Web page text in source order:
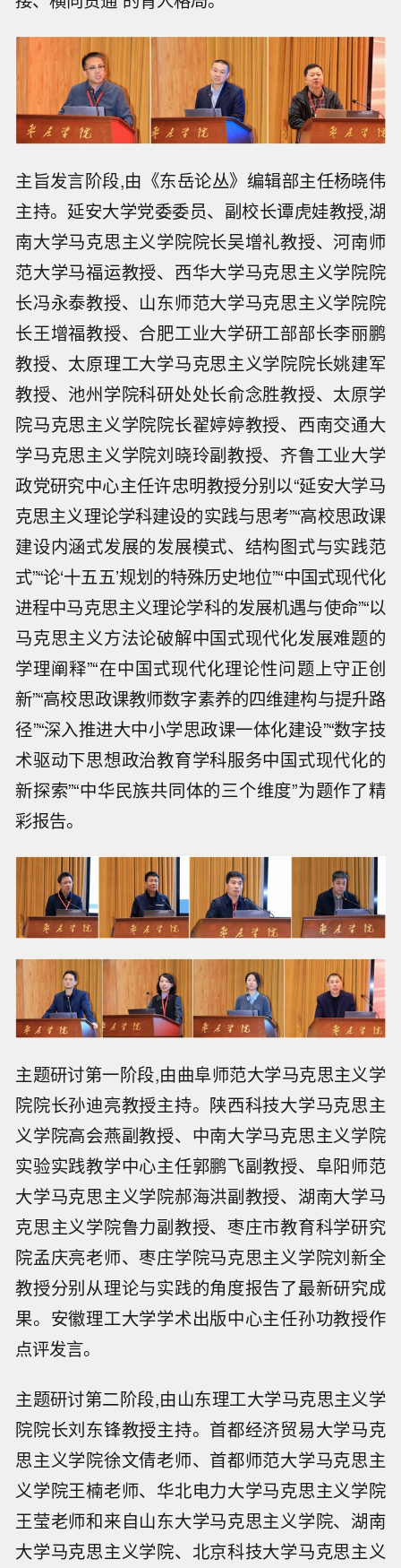
主旨发言阶段,由《东岳论丛》编辑部主任杨晓伟
主持。延安大学党委委员、副校长谭虎娃教授,湖
南大学马克思主义学院院长吴增礼教授、河南师
范大学马福运教授、西华大学马克思主义学院院
长冯永泰教授、山东师范大学马克思主义学院院
长王增福教授、合肥工业大学研工部部长李丽鹏
教授、太原理工大学马克思主义学院院长姚建军
教授、池州学院科研处处长俞念胜教授、太原学
院马克思主义学院院长翟婷婷教授、西南交通大
学马克思主义学院刘晓玲副教授、齐鲁工业大学
政党研究中心主任许忠明教授分别以“延安大学马
克思主义理论学科建设的实践与思考”“高校思政课
建设内涵式发展的发展模式、结构图式与实践范
式”“论‘十五五’规划的特殊历史地位”“中国式现代化
进程中马克思主义理论学科的发展机遇与使命”“以
马克思主义方法论破解中国式现代化发展难题的
学理阐释”“在中国式现代化理论性问题上守正创
新”“高校思政课教师数字素养的四维建构与提升路
径”“深入推进大中小学思政课一体化建设”“数字技
术驱动下思想政治教育学科服务中国式现代化的
新探索”“中华民族共同体的三个维度”为题作了精
彩报告。
主题研讨第一阶段,由曲阜师范大学马克思主义学
院院长孙迪亮教授主持。陕西科技大学马克思主
义学院高会燕副教授、中南大学马克思主义学院
实验实践教学中心主任郭鹏飞副教授、阜阳师范
大学马克思主义学院郝海洪副教授、湖南大学马
克思主义学院鲁力副教授、枣庄市教育科学研究
院孟庆亮老师、枣庄学院马克思主义学院刘新全
教授分别从理论与实践的角度报告了最新研究成
果。安徽理工大学学术出版中心主任孙功教授作
点评发言。
主题研讨第二阶段,由山东理工大学马克思主义学
院院长刘东锋教授主持。首都经济贸易大学马克
思主义学院徐文倩老师、首都师范大学马克思主
义学院王楠老师、华北电力大学马克思主义学院
王莹老师和来自山东大学马克思主义学院、湖南
大学马克思主义学院、北京科技大学马克思主义